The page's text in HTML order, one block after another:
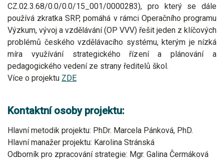
CZ.02.3.68/0.0/0.0/15_001/0000283), pro který se dále
používá zkratka SRP, pomáhá v rámci Operačního programu
Výzkum, vývoj a vzdělávání (OP VVV) řešit jeden z klíčových
problémů českého vzdělávacího systému, kterým je nízká
míra využívání strategického řízení a plánování a
pedagogického vedení ze strany ředitelů škol.
Více o projektu ZDE
Kontaktní osoby projektu:
Hlavní metodik projektu: PhDr. Marcela Pánková, PhD.
Hlavní manažer projektu: Karolina Stránská
Odborník pro zpracování strategie: Mgr. Galina Čermáková